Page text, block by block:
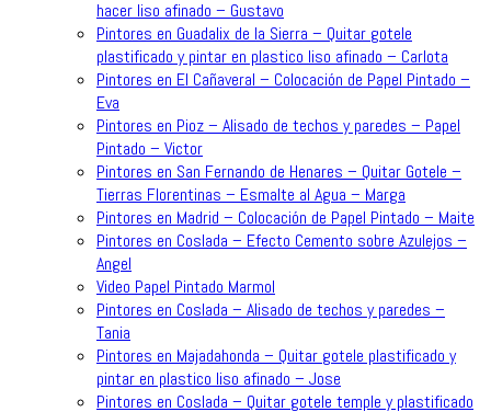
hacer liso afinado – Gustavo
Pintores en Guadalix de la Sierra – Quitar gotele
plastificado y pintar en plastico liso afinado – Carlota
Pintores en El Cañaveral – Colocación de Papel Pintado –
Eva
Pintores en Pioz – Alisado de techos y paredes – Papel
Pintado – Victor
Pintores en San Fernando de Henares – Quitar Gotele –
Tierras Florentinas – Esmalte al Agua – Marga
Pintores en Madrid – Colocación de Papel Pintado – Maite
Pintores en Coslada – Efecto Cemento sobre Azulejos –
Angel
Video Papel Pintado Marmol
Pintores en Coslada – Alisado de techos y paredes –
Tania
Pintores en Majadahonda – Quitar gotele plastificado y
pintar en plastico liso afinado – Jose
Pintores en Coslada – Quitar gotele temple y plastificado